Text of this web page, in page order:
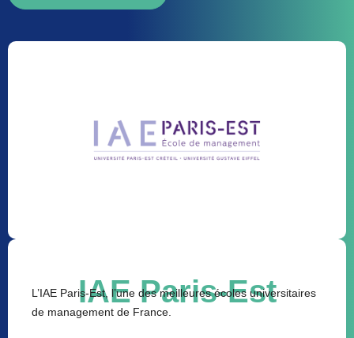
IAE Paris-Est
L’IAE Paris-Est, l’une des meilleures écoles universitaires
de management de France.